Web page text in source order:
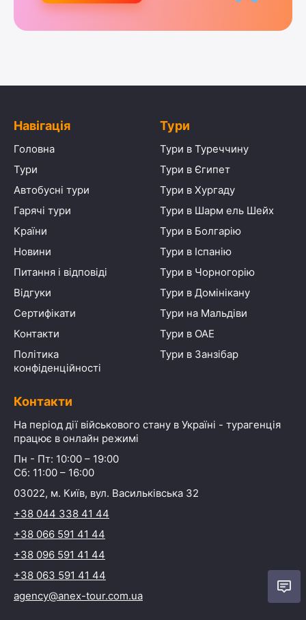
Навігація
Головна
Тури
Автобусні тури
Гарячі тури
Країни
Новини
Питання і відповіді
Відгуки
Сертифікати
Контакти
Політика
конфіденційності
Тури
Тури в Туреччину
Тури в Єгипет
Тури в Хургаду
Тури в Шарм ель Шейх
Тури в Болгарію
Тури в Іспанію
Тури в Чорногорію
Тури в Домінікану
Тури на Мальдіви
Тури в ОАЕ
Тури в Занзібар
Контакти
На період дії військового стану в Україні - турагенція
працює в онлайн режимі
Пн - Пт: 10:00 – 19:00
Сб: 11:00 – 16:00
03022, м. Київ, вул. Васильківська 32
+38 044 338 41 44
+38 066 591 41 44
+38 096 591 41 44
+38 063 591 41 44
agency@anex-tour.com.ua